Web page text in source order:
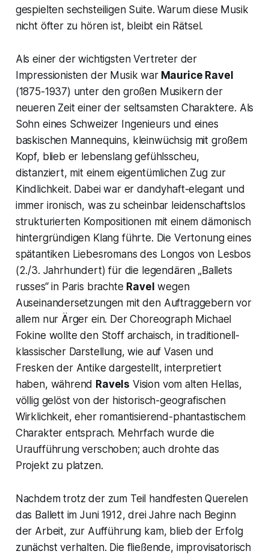
gespielten sechsteiligen Suite. Warum diese Musik
nicht öfter zu hören ist, bleibt ein Rätsel.
Als einer der wichtigsten Vertreter der
Impressionisten der Musik warMaurice Ravel
(1875-1937) unter den großen Musikern der
neueren Zeit einer der seltsamsten Charaktere. Als
Sohn eines Schweizer Ingenieurs und eines
baskischen Mannequins, kleinwüchsig mit großem
Kopf, blieb er lebenslang gefühlsscheu,
distanziert, mit einem eigentümlichen Zug zur
Kindlichkeit. Dabei war er dandyhaft-elegant und
immer ironisch, was zu scheinbar leidenschaftslos
strukturierten Kompositionen mit einem dämonisch
hintergründigen Klang führte. Die Vertonung eines
spätantiken Liebesromans des Longos von Lesbos
(2./3. Jahrhundert) für die legendären„Ballets
russes“in Paris brachte Ravel wegen
Auseinandersetzungen mit den Auftraggebern vor
allem nur Ärger ein. Der Choreograph Michael
Fokine wollte den Stoff archaisch, in traditionell-
klassischer Darstellung, wie auf Vasen und
Fresken der Antike dargestellt, interpretiert
haben, während Ravels Vision vom alten Hellas,
völlig gelöst von der historisch-geografischen
Wirklichkeit, eher romantisierend-phantastischem
Charakter entsprach. Mehrfach wurde die
Uraufführung verschoben; auch drohte das
Projekt zu platzen.
Nachdem trotz der zum Teil handfesten Querelen
das Ballett im Juni 1912, drei Jahre nach Beginn
der Arbeit, zur Aufführung kam, blieb der Erfolg
zunächst verhalten. Die fließende, improvisatorisch